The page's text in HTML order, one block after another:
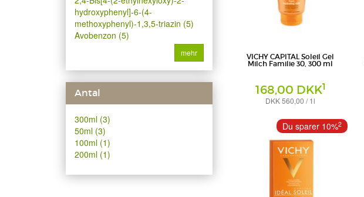
hydroxyphenyl]-6-(4-
methoxyphenyl)-1,3,5-triazin (5)
Avobenzon (5)
mehr
Antal
300ml (3)
50ml (3)
100ml (1)
200ml (1)
VICHY CAPITAL Soleil Gel
Milch Familie 30, 300 ml
168,00 DKK1
DKK 560,00 / 1l
L'Oreal Deutschland GmbH -
Geschäftsbereich VICHYDu sparer 10%2